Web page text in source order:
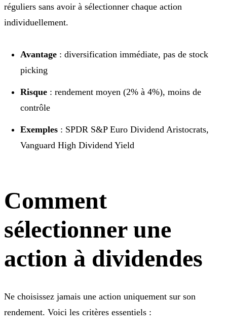
réguliers sans avoir à sélectionner chaque action
individuellement.
Avantage : diversification immédiate, pas de stock
picking
Risque : rendement moyen (2% à 4%), moins de
contrôle
Exemples : SPDR S&P Euro Dividend Aristocrats,
Vanguard High Dividend Yield
Comment
sélectionner une
action à dividendes
Ne choisissez jamais une action uniquement sur son
rendement. Voici les critères essentiels :